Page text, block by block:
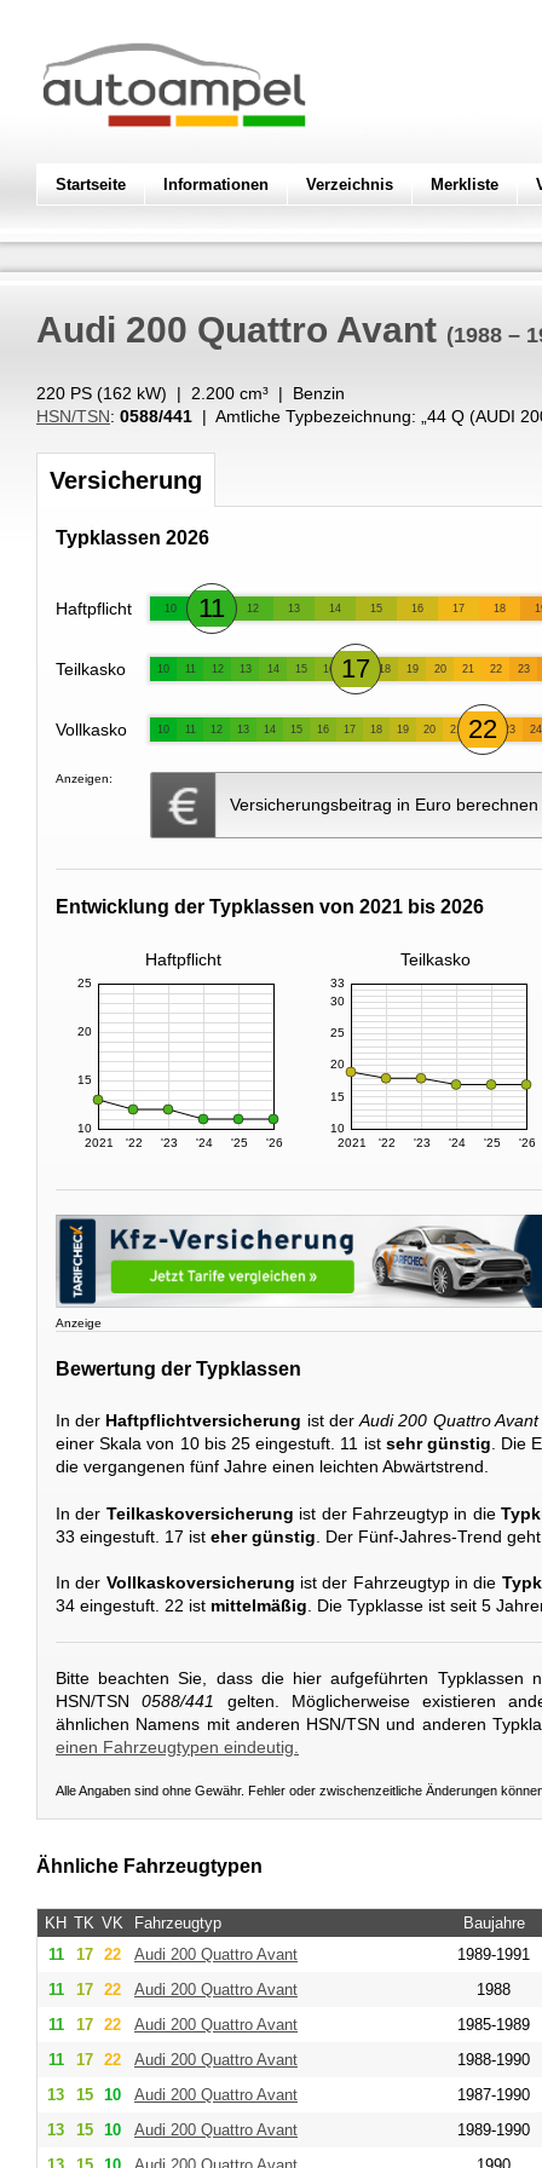
Startseite Informationen Verzeichnis Merkliste
Audi 200 Quattro Avant (1988 –
220 PS (162 kW) | 2.200 cm³ | Benzin
HSN/TSN: 0588/441 | Amtliche Typbezeichnung: „ 44 Q (AUDI
Versicherung
Typklassen 2026
Haftpflicht 10 11 12 13 14 15 16 17 18
Teilkasko 10 11 12 13 14 15 16 17 18 19 20 21 22 23
Vollkasko 10 11 12 13 14 15 16 17 18 19 20 21 22 23 24
Anzeigen:
Versicherungsbeitrag in Euro berechnen
Entwicklung der Typklassen von 2021 bis 2026
Haftpflicht Teilkasko
2021 '22 '23 '24 '25 '26
10
15
20
25
2021 '22 '23 '24 '25 '26
10
15
20
25
30
33
Anzeige
Bewertung der Typklassen
In der Haftpflichtversicherung ist derAudi 200 Quattro Avant
einer Skala von 10 bis 25 eingestuft. 11 ist sehr günstig . Die
die vergangenen fünf Jahre einen leichten Abwärtstrend.
In der Teilkaskoversicherung ist der Fahrzeugtyp in die
33 eingestuft. 17 ist eher günstig . Der Fünf-Jahres-Trend
In der Vollkaskoversicherung ist der Fahrzeugtyp in die
34 eingestuft. 22 ist mittelmäßig. Die Typklasse ist seit 5
Bitte beachten Sie, dass die hier aufgeführten Typklassen
HSN/TSN0588/441
gelten. Möglicherweise existieren
ähnlichen Namens mit anderen HSN/TSN und anderen
einen Fahrzeugtypen eindeutig.
Alle Angaben sind ohne Gewähr. Fehler oder zwischenzeitliche Änderungen
Ähnliche Fahrzeugtypen
KH TK VK Fahrzeugtyp
Baujahre
11
17 22 Audi 200 Quattro Avant
1989-1991
11
17 22 Audi 200 Quattro Avant
1988
11
17 22 Audi 200 Quattro Avant
1985-1989
11
17 22 Audi 200 Quattro Avant
1988-1990
13
15 10 Audi 200 Quattro Avant
1987-1990
13
15 10 Audi 200 Quattro Avant
1989-1990